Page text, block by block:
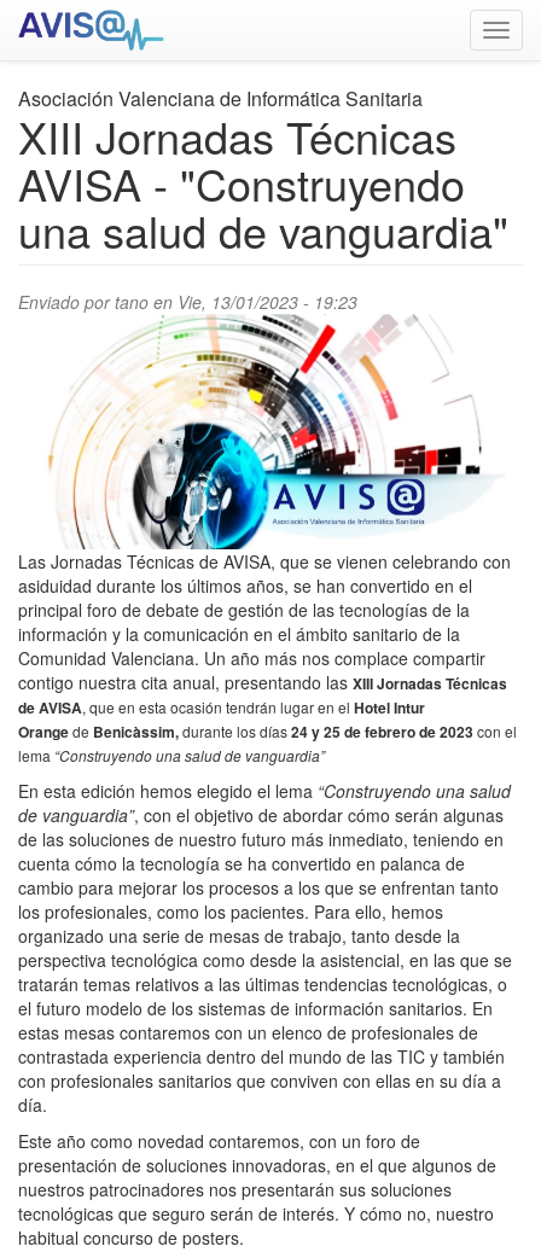
Pasar
Asociación Valenciana de Informática Sanitaria
XIII Jornadas Técnicas
AVISA - "Construyendo
una salud de vanguardia"
Enviado portano en Vie, 13/01/2023 - 19:23
Las Jornadas Técnicas de AVISA, que se vienen celebrando con
asiduidad durante los últimos años, se han convertido en el
principal foro de debate de gestión de las tecnologías de la
información y la comunicación en el ámbito sanitario de la
Comunidad Valenciana. Un año más nos complace compartir
contigo nuestra cita anual, presentando las XIII Jornadas Técnicas
de AVISA, que en esta ocasión tendrán lugar en el Hotel Intur
Orangede Benicàssim,durante los días24 y 25 de febrero de 2023con el
lema “Construyendo una salud de vanguardia”
En esta edición hemos elegido el lema “Construyendo una salud
de vanguardia”, con el objetivo de abordar cómo serán algunas
de las soluciones de nuestro futuro más inmediato, teniendo en
cuenta cómo la tecnología se ha convertido en palanca de
cambio para mejorar los procesos a los que se enfrentan tanto
los profesionales, como los pacientes. Para ello, hemos
organizado una serie de mesas de trabajo, tanto desde la
perspectiva tecnológica como desde la asistencial, en las que se
tratarán temas relativos a las últimas tendencias tecnológicas, o
el futuro modelo de los sistemas de información sanitarios. En
estas mesas contaremos con un elenco de profesionales de
contrastada experiencia dentro del mundo de las TIC y también
con profesionales sanitarios que conviven con ellas en su día a
día.
Este año como novedad contaremos, con un foro de
presentación de soluciones innovadoras, en el que algunos de
nuestros patrocinadores nos presentarán sus soluciones
tecnológicas que seguro serán de interés. Y cómo no, nuestro
habitual concurso de posters.